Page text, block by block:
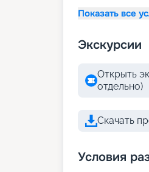
Показать все
Экскурсии
Открыть
отдельно)
Скачать
Условия